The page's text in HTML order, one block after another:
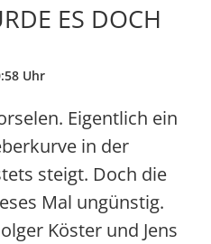
ES DOCH
Uhr
Eigentlich ein
in der
steigt. Doch die
Mal ungünstig.
Köster und Jens